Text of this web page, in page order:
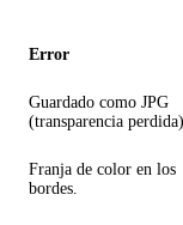
Error
Guardado como JPG
(transparencia perdida)
Franja de color en los
bordes.